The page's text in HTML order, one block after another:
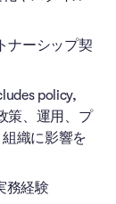
ナーシップ契
policy,
策、運用、プ
織に影響を
務経験